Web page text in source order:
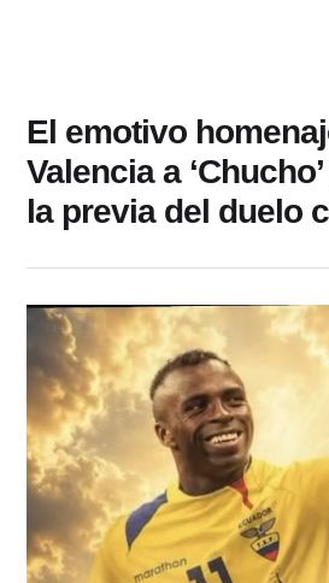
El emotivo
Valencia a
la previa del duelo